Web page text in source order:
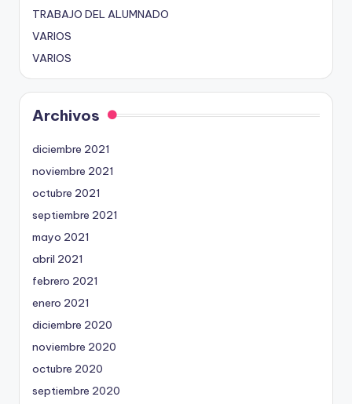
TRABAJO DEL ALUMNADO
VARIOS
VARIOS
Archivos
diciembre 2021
noviembre 2021
octubre 2021
septiembre 2021
mayo 2021
abril 2021
febrero 2021
enero 2021
diciembre 2020
noviembre 2020
octubre 2020
septiembre 2020